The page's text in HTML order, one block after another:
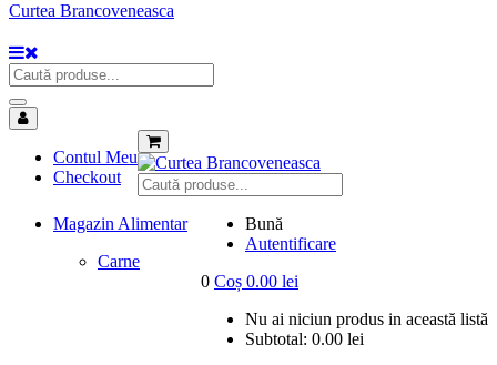
Curtea Brancoveneasca
Contul Meu
Checkout
Bună
Autentificare
0 Coș 0.00 lei
Nu ai niciun produs in această listă
Subtotal: 0.00 lei
Magazin Alimentar
Carne